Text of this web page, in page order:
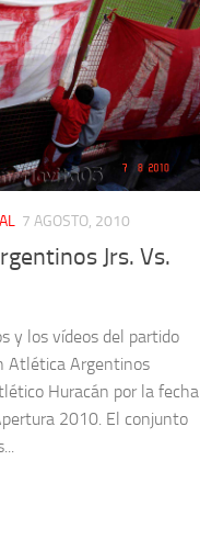
7 AGOSTO, 2010
Jrs. Vs.
y los vídeos del partido
Atlética Argentinos
Huracán por la fecha
2010. El conjunto